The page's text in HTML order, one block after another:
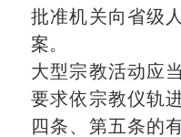
批准机关向省级
案。
大型宗教活动应
要求依宗教仪轨
四条、第五条的